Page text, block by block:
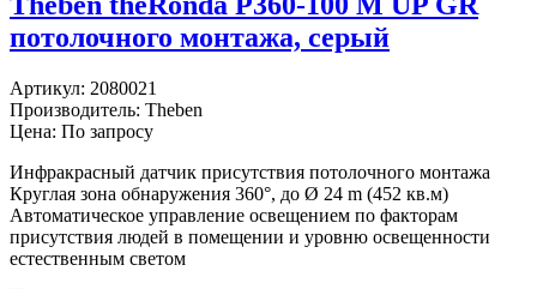
потолочного монтажа, серый
Артикул: 2080021
Производитель: Theben
Цена: По запросу
Инфракрасный датчик присутствия потолочного монтажа
Круглая зона обнаружения 360°, до Ø 24 m (452 кв.м)
Автоматическое управление освещением по факторам
присутствия людей в помещении и уровню освещенности
естественным светом